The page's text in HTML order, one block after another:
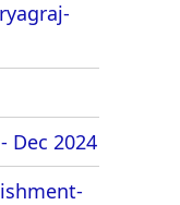
Dec 2024